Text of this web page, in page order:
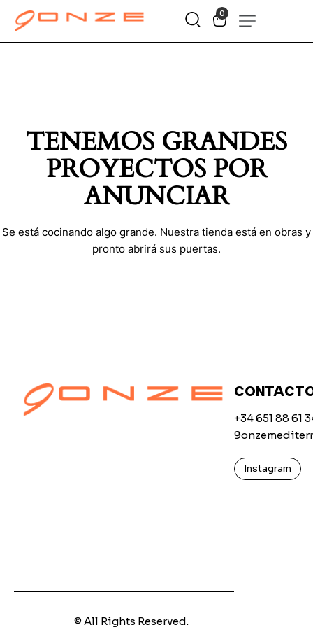
0
TENEMOS GRANDES
PROYECTOS POR
ANUNCIAR
Se está cocinando algo grande. Nuestra tienda está en obras y
pronto abrirá sus puertas.
+34 651 88 61
Instagram
© All Rights Reserved.